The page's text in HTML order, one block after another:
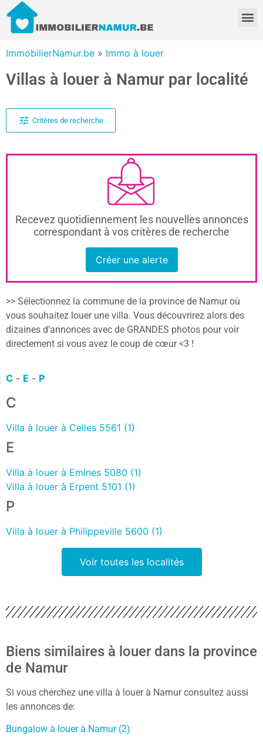
ImmobilierNamur.be » Immo à louer
Villas à louer à Namur par localité
Critères de recherche
Recevez quotidiennement les nouvelles annonces
correspondant à vos critères de recherche
Créer une alerte
>> Sélectionnez la commune de la province de Namur où
vous souhaitez louer une villa. Vous découvrirez alors des
dizaines d’annonces avec de GRANDES photos pour voir
directement si vous avez le coup de cœur <3 !
C - E - P
C
Villa à louer à Celles 5561 (1)
E
Villa à louer à Emines 5080 (1)
Villa à louer à Erpent 5101 (1)
P
Villa à louer à Philippeville 5600 (1)
Voir toutes les localités
Biens similaires à louer dans la province
de Namur
Si vous cherchez une villa à louer à Namur consultez aussi
les annonces de:
Bungalow à louer à Namur (2)